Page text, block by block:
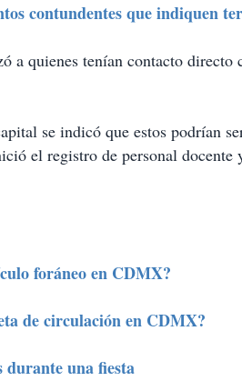
contundentes que indiquen
a quienes tenían contacto directo
se indicó que estos podrían
el registro de personal docente
foráneo en CDMX?
de circulación en CDMX?
durante una fiesta